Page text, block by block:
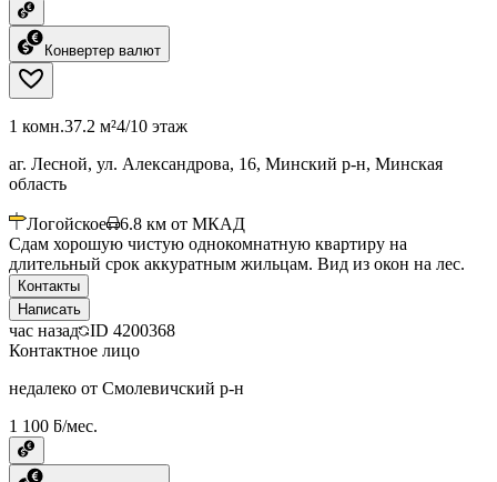
Конвертер валют
1 комн.37.2 м²4/10 этаж
аг. Лесной, ул. Александрова, 16, Минский р-н, Минская
область
Логойское 6.8 км от МКАД
Сдам хорошую чистую однокомнатную квартиру на
длительный срок аккуратным жильцам. Вид из окон на лес.
Контакты
Написать
час назад ID 4200368
Контактное лицо
недалеко от Смолевичский р-н
1 100 ƃ/мес.